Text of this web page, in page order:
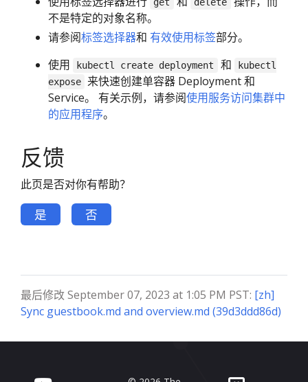
不是特定的对象名称。
请参阅标签选择器和 有效使用标签部分。
使用
kubectl create deployment 和
kubectl
expose
来快速创建单容器 Deployment 和
Service。 有关示例，请参阅使用服务访问集群中
的应用程序。
反馈
此页是否对你有帮助？
是 否
最后修改 September 07, 2023 at 1:05 PM PST: [zh]
Sync guestbook.md and overview.md (39d3ddd86d)